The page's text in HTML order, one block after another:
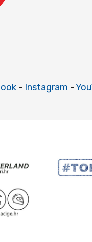
- Instagram -